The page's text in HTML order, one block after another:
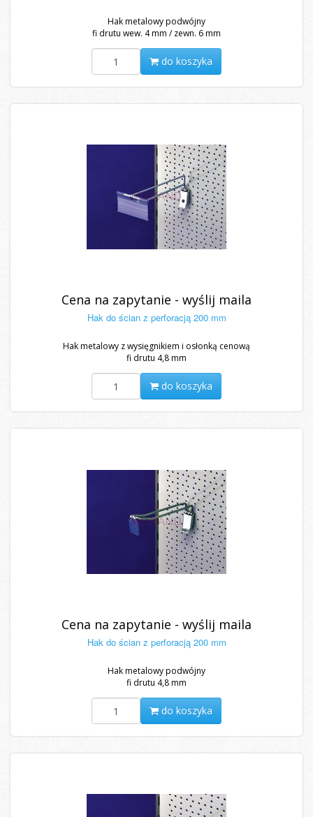
Hak metalowy podwójny
fi drutu wew. 4 mm / zewn. 6 mm
do koszyka
Cena na zapytanie - wyślij maila
Hak do ścian z perforacją 200 mm
Hak metalowy z wysięgnikiem i osłonką cenową
fi drutu 4,8 mm
do koszyka
Cena na zapytanie - wyślij maila
Hak do ścian z perforacją 200 mm
Hak metalowy podwójny
fi drutu 4,8 mm
do koszyka